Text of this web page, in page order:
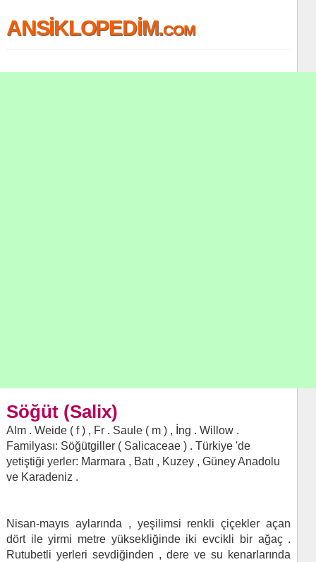
ANSİKLOPEDİM.com
Söğüt (Salix)
Alm . Weide ( f ) , Fr . Saule ( m ) , İng . Willow .
Familyası: Söğütgiller ( Salicaceae ) . Türkiye 'de
yetiştiği yerler: Marmara , Batı , Kuzey , Güney Anadolu
ve Karadeniz .
Nisan-mayıs aylarında , yeşilimsi renkli çiçekler açan
dört ile yirmi metre yüksekliğinde iki evcikli bir ağaç .
Rutubetli yerleri sevdiğinden , dere ve su kenarlarında